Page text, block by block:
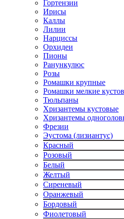
Гортензии
Ирисы
Каллы
Лилии
Нарциссы
Орхидеи
Пионы
Ранункулюс
Розы
Ромашки крупные
Ромашки мелкие
Тюльпаны
Хризантемы кустовые
Хризантемы
Фрезии
Эустома (лизиантус)
Красный
Розовый
Белый
Желтый
Сиреневый
Оранжевый
Бордовый
Фиолетовый